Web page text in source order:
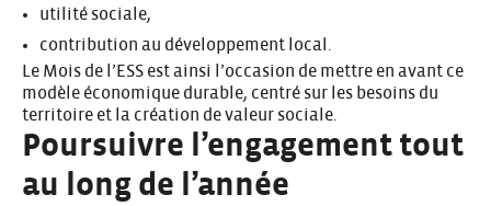
utilité sociale,
contribution au développement local.
Le Mois de l’ESS est ainsi l’occasion de mettre en avant ce
modèle économique durable, centré sur les besoins du
territoire et la création de valeur sociale.
Poursuivre l’engagement tout
au long de l’année